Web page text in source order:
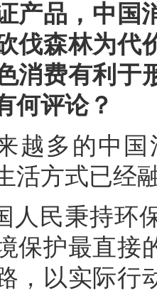
产品，中国
伐森林为代
消费有利于
何评论？
越多的中
活方式已经
人民秉持环
保护最直接
，以实际行